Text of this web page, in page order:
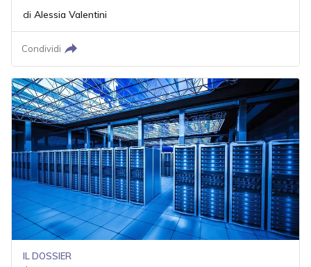
di Alessia Valentini
Condividi
IL DOSSIER